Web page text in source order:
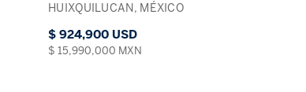
HUIXQUILUCAN, MÉXICO
$ 924,900 USD
$ 15,990,000 MXN